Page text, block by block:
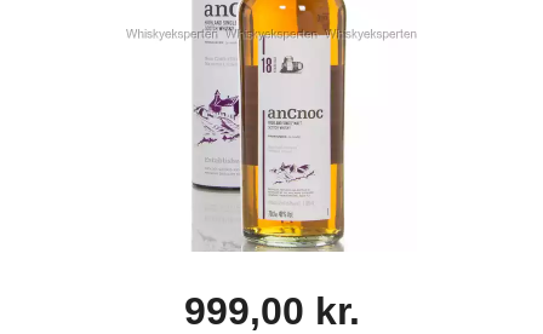
999,00 kr.